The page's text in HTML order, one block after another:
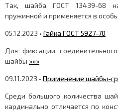
Так, шайба ГОСТ 13439-68
пружинной и применяется в
05.12.2023 • Гайка ГОСТ 5927-70
Для фиксации
шайбы »»»
09.11.2023 • Применение шайбы-
Среди большого количества
кардинально отличается по